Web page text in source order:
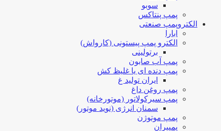
سوبو
پمپ پنتاکس
الکتروپمپ صنعتی
ابارا
الکترو پمپ پیستونی (کارواش)
برتولینی
پمپ آب صابون
پمپ دنده ای یا غلیظ کش
ایران تولید غ
پمپ روغن داغ
پمپ سیرکولاتور (موتورخانه)
سمنان انرژی (نوید موتور)
پمپ موتوژن
پمپیران